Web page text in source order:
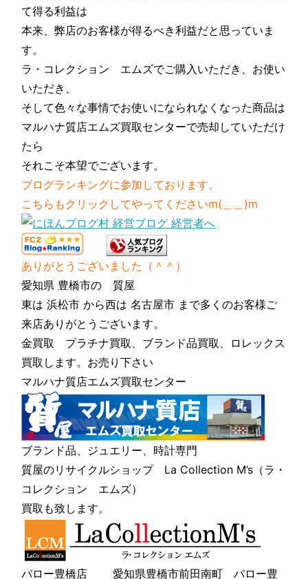
て得る利益は
本来、弊店のお客様が得るべき利益だと思っていま
す。
ラ・コレクション エムズでご購入いただき、お使い
いただき、
そして色々な事情でお使いになられなくなった商品は
マルハナ質店エムズ買取センターで売却していただけ
たら
それこそ本望でございます。
ブログランキングに参加しております。
こちらもクリックしてやってくださいm(＿＿)m
ありがとうございました（＾＾）
愛知県 豊橋市の 質屋
東は 浜松市 から西は 名古屋市 まで多くのお客様ご
来店ありがとうございます。
金買取 プラチナ買取、ブランド品買取、ロレックス
買取します。お売り下さい
マルハナ質店エムズ買取センター
ブランド品、ジュエリー、時計専門
質屋のリサイクルショップ La Collection M’s（ラ・
コレクション エムズ）
買取も致します。
バロー豊橋店 愛知県豊橋市前田南町 バロー豊